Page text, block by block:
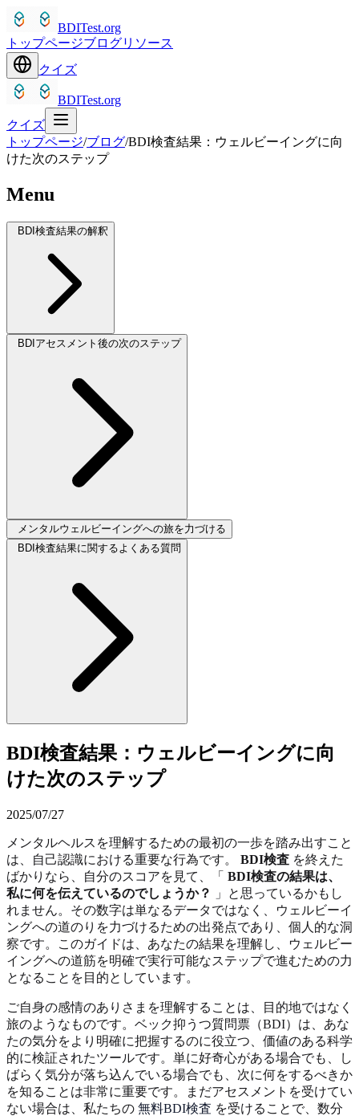
BDITest.org
トップページブログリソース
クイズ
BDITest.org
クイズ
トップページ/ブログ/BDI検査結果：ウェルビーイングに向
けた次のステップ
Menu
BDI検査結果の解釈
BDIアセスメント後の次のステップ
メンタルウェルビーイングへの旅を力づける
BDI検査結果に関するよくある質問
BDI検査結果：ウェルビーイングに向
けた次のステップ
2025/07/27
メンタルヘルスを理解するための最初の一歩を踏み出すこと
は、自己認識における重要な行為です。 BDI検査 を終えた
ばかりなら、自分のスコアを見て、「 BDI検査の結果は、
私に何を伝えているのでしょうか？
」と思っているかもし
れません。その数字は単なるデータではなく、ウェルビーイ
ングへの道のりを力づけるための出発点であり、個人的な洞
察です。このガイドは、あなたの結果を理解し、ウェルビー
イングへの道筋を明確で実行可能なステップで進むための力
となることを目的としています。
ご自身の感情のありさまを理解することは、目的地ではなく
旅のようなものです。ベック抑うつ質問票（BDI）は、あな
たの気分をより明確に把握するのに役立つ、価値のある科学
的に検証されたツールです。単に好奇心がある場合でも、し
ばらく気分が落ち込んでいる場合でも、次に何をするべきか
を知ることは非常に重要です。まだアセスメントを受けてい
ない場合は、私たちの 無料BDI検査 を受けることで、数分